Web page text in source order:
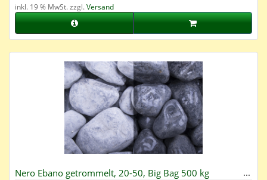
inkl. 19 % MwSt. zzgl.Versand
Nero Ebano getrommelt, 20-50, Big Bag 500 kg